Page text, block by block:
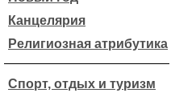
Канцелярия
Религиозная атрибутика
Спорт, отдых и туризм